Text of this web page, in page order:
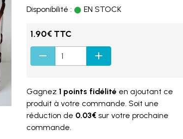
Disponibilité : EN STOCK
1.90€ TTC
Gagnez 1 points fidélité en ajoutant ce
produit à votre commande. Soit une
réduction de 0.03€sur votre prochaine
commande.